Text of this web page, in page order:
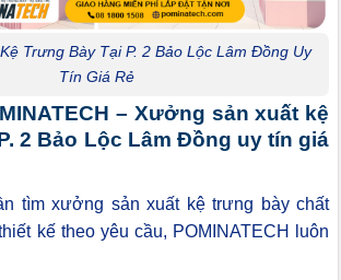
Trưng Bày Tại P. 2 Bảo Lộc Lâm Đồng Uy
Tín Giá Rẻ
– Xưởng sản xuất kệ
2 Bảo Lộc Lâm Đồng uy tín giá
tìm xưởng sản xuất kệ trưng bày chất
kế theo yêu cầu, POMINATECH luôn